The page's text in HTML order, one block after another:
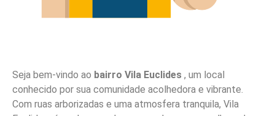
Seja bem-vindo ao bairro Vila Euclides , um local
conhecido por sua comunidade acolhedora e vibrante.
Com ruas arborizadas e uma atmosfera tranquila, Vila